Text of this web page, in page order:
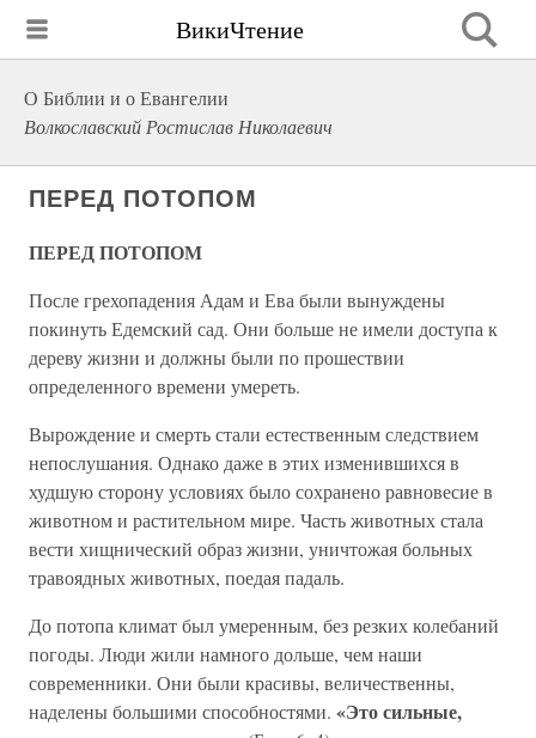
ВикиЧтение
О Библии и о Евангелии
Волкославский Ростислав Николаевич
ПЕРЕД ПОТОПОМ
ПЕРЕД ПОТОПОМ
После грехопадения Адам и Ева были вынуждены
покинуть Едемский сад. Они больше не имели доступа к
дереву жизни и должны были по прошествии
определенного времени умереть.
Вырождение и смерть стали естественным следствием
непослушания. Однако даже в этих изменившихся в
худшую сторону условиях было сохранено равновесие в
животном и растительном мире. Часть животных стала
вести хищнический образ жизни, уничтожая больных
травоядных животных, поедая падаль.
До потопа климат был умеренным, без резких колебаний
погоды. Люди жили намного дольше, чем наши
современники. Они были красивы, величественны,
наделены большими способностями. «Это сильные,